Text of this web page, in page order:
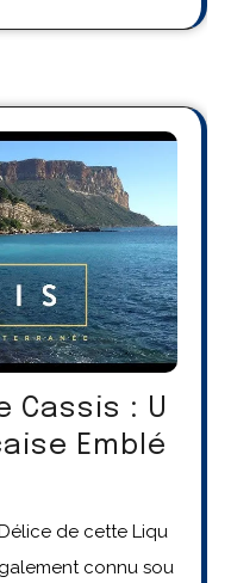
Cassis : U
Emblé
de cette Liqu
connu sou